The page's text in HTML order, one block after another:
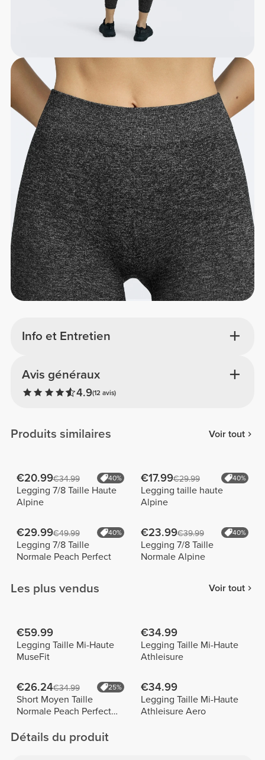
Info et Entretien
Avis généraux
4.9(12 avis)
Produits similaires Voir tout
€20.99€34.99 40%
Legging 7/8 Taille Haute
Alpine
€17.99€29.99 40%
Legging taille haute
Alpine
€29.99€49.99 40%
Legging 7/8 Taille
Normale Peach Perfect
€23.99€39.99 40%
Legging 7/8 Taille
Normale Alpine
Les plus vendus Voir tout
€59.99
Legging Taille Mi-Haute
MuseFit
€34.99
Legging Taille Mi-Haute
Athleisure
€26.24€34.99 25%
Short Moyen Taille
Normale Peach Perfect
€34.99
Legging Taille Mi-Haute
Athleisure Aero
Détails du produit